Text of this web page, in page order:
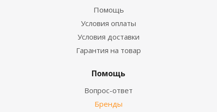
Помощь
Условия оплаты
Условия доставки
Гарантия на товар
Помощь
Вопрос-ответ
Бренды